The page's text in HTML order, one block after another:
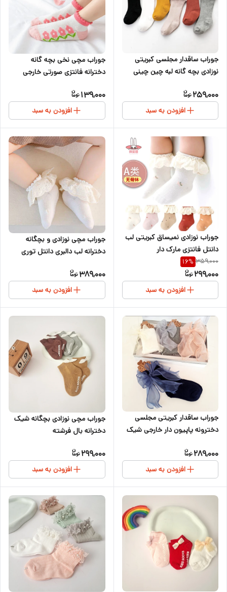
جوراب ساقدار مجلسی کبریتی
نوزادی بچه گانه لبه چین چینی
259,000
افزودن به سبد
جوراب مچی نخی بچه گانه
دخترانه فانتزی صورتی خارجی
139,000
افزودن به سبد
جوراب نوزادی نمیساق کبریتی لب
دانتل فانتزی مارک دار
359,000
16%
299,000
افزودن به سبد
جوراب مچی نوزادی و بچگانه
دخترانه لب دالبری دانتل توری
389,000
افزودن به سبد
جوراب ساقدار کبریتی مجلسی
دخترونه پاپیون دار خارجی شیک
289,000
افزودن به سبد
جوراب مچی نوزادی بچگانه شیک
دخترانه بال فرشته
299,000
افزودن به سبد